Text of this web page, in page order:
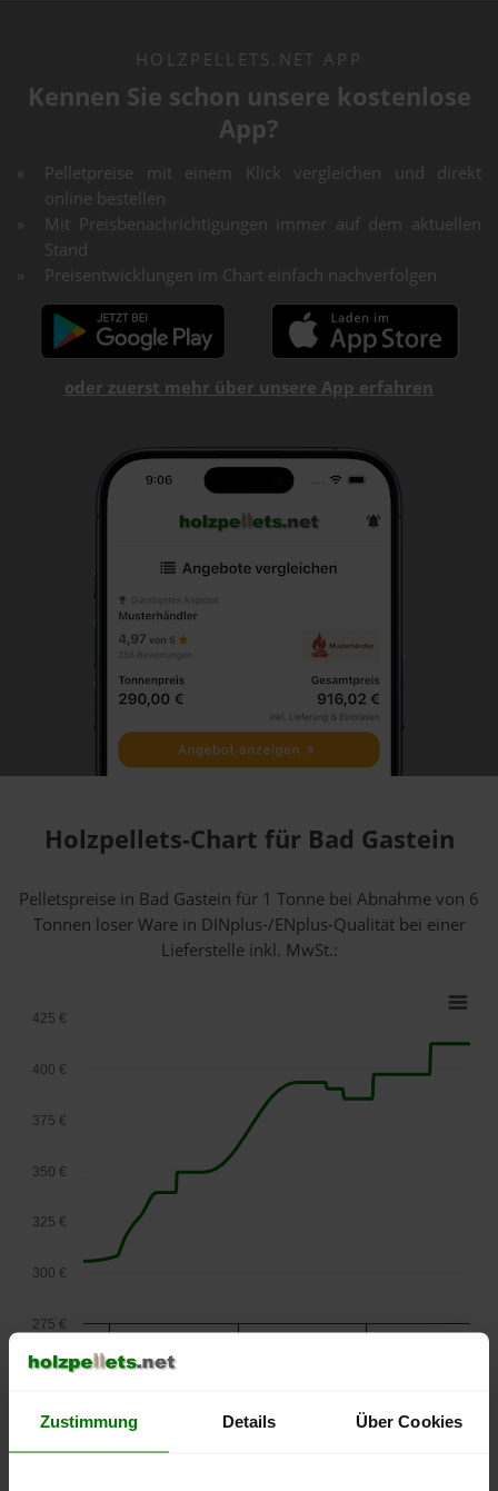
Zustimmung Details Über Cookies
HOLZPELLETS.NET APP
Kennen Sie schon unsere kostenlose
App?
Pelletpreise mit einem Klick vergleichen und direkt
online bestellen
Mit Preisbenachrichtigungen immer auf dem aktuellen
Stand
Preisentwicklungen im Chart einfach nachverfolgen
oder zuerst mehr über unsere App erfahren
Holzpellets-Chart für Bad Gastein
Pelletspreise in Bad Gastein für 1 Tonne bei Abnahmevon 6
Tonnen loser Warein DINplus-/ENplus-Qualität bei einer
Lieferstelle inkl. MwSt.:
2025
275 €
300 €
325 €
350 €
375 €
400 €
425 €
Die aktuelle Preisentwicklung für Holzpellets in Österreich
können Sie jederzeit auf unserer